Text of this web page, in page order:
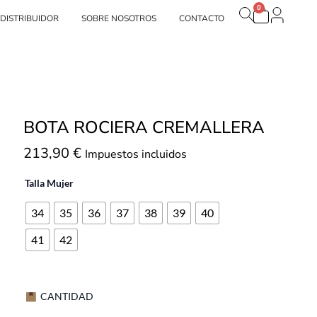
marcas SOBRE NOSOTROS CONTACTO
0
Carrito
BOTA ROCIERA CREMALLERA
213,90 € Impuestos incluidos
Talla Mujer
34 35 36 37 38 39
40
41
42
CANTIDAD